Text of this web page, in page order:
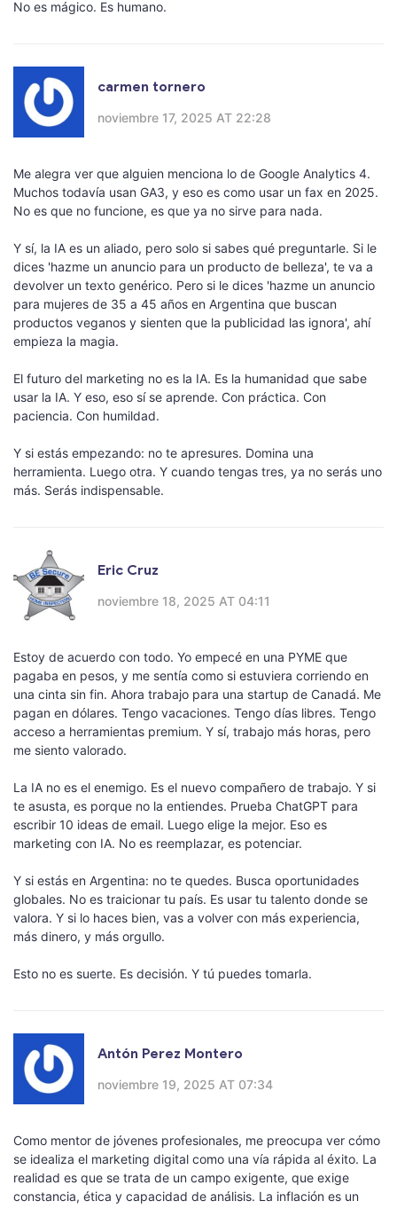
No es mágico. Es humano.
carmen tornero
noviembre 17, 2025 AT 22:28
Me alegra ver que alguien menciona lo de Google Analytics 4.
Muchos todavía usan GA3, y eso es como usar un fax en 2025.
No es que no funcione, es que ya no sirve para nada.
Y sí, la IA es un aliado, pero solo si sabes qué preguntarle. Si le
dices 'hazme un anuncio para un producto de belleza', te va a
devolver un texto genérico. Pero si le dices 'hazme un anuncio
para mujeres de 35 a 45 años en Argentina que buscan
productos veganos y sienten que la publicidad las ignora', ahí
empieza la magia.
El futuro del marketing no es la IA. Es la humanidad que sabe
usar la IA. Y eso, eso sí se aprende. Con práctica. Con
paciencia. Con humildad.
Y si estás empezando: no te apresures. Domina una
herramienta. Luego otra. Y cuando tengas tres, ya no serás uno
más. Serás indispensable.
Eric Cruz
noviembre 18, 2025 AT 04:11
Estoy de acuerdo con todo. Yo empecé en una PYME que
pagaba en pesos, y me sentía como si estuviera corriendo en
una cinta sin fin. Ahora trabajo para una startup de Canadá. Me
pagan en dólares. Tengo vacaciones. Tengo días libres. Tengo
acceso a herramientas premium. Y sí, trabajo más horas, pero
me siento valorado.
La IA no es el enemigo. Es el nuevo compañero de trabajo. Y si
te asusta, es porque no la entiendes. Prueba ChatGPT para
escribir 10 ideas de email. Luego elige la mejor. Eso es
marketing con IA. No es reemplazar, es potenciar.
Y si estás en Argentina: no te quedes. Busca oportunidades
globales. No es traicionar tu país. Es usar tu talento donde se
valora. Y si lo haces bien, vas a volver con más experiencia,
más dinero, y más orgullo.
Esto no es suerte. Es decisión. Y tú puedes tomarla.
Antón Perez Montero
noviembre 19, 2025 AT 07:34
Como mentor de jóvenes profesionales, me preocupa ver cómo
se idealiza el marketing digital como una vía rápida al éxito. La
realidad es que se trata de un campo exigente, que exige
constancia, ética y capacidad de análisis. La inflación es un